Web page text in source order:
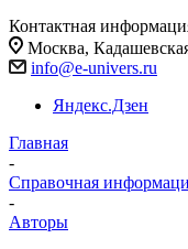
Контактная
Москва,
info@e-univers.ru
Яндекс.Дзен
Главная
-
Справочная
-
Авторы